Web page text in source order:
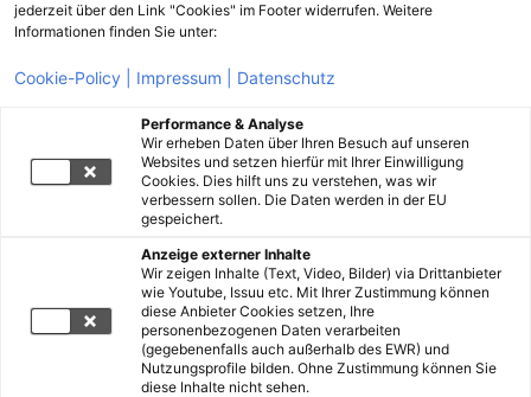
jederzeit über den Link "Cookies" im Footer widerrufen. Weitere
Informationen finden Sie unter:
Cookie-Policy | Impressum | Datenschutz
Performance & Analyse
Wir erheben Daten über Ihren Besuch auf unseren
Websites und setzen hierfür mit Ihrer Einwilligung
Cookies. Dies hilft uns zu verstehen, was wir
verbessern sollen. Die Daten werden in der EU
gespeichert.
Anzeige externer Inhalte
Wir zeigen Inhalte (Text, Video, Bilder) via Drittanbieter
wie Youtube, Issuu etc. Mit Ihrer Zustimmung können
diese Anbieter Cookies setzen, Ihre
personenbezogenen Daten verarbeiten
(gegebenenfalls auch außerhalb des EWR) und
Nutzungsprofile bilden. Ohne Zustimmung können Sie
diese Inhalte nicht sehen.